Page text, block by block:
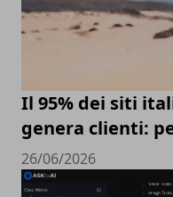
Il 95% dei siti
genera clienti:
26/06/2026